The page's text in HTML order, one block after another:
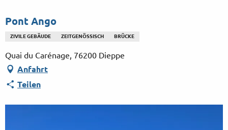
auPont Ango
ZIVILE GEBÄUDE ZEITGENÖSSISCH BRÜCKE
Quai du Carénage, 76200 Dieppe
Anfahrt
Teilen